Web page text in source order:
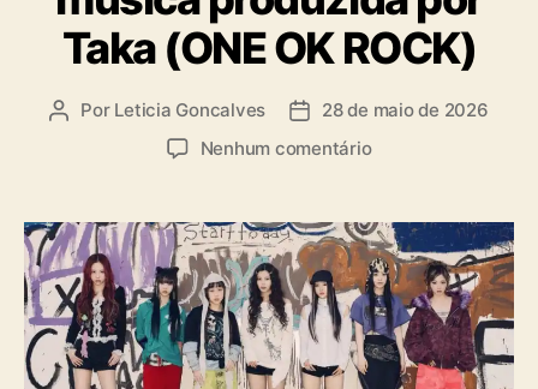
i
a
Taka (ONE OK ROCK)
A
r
d
o
p
o
s
t
Por Leticia Goncalves
D
d
e
p
u
b
i
28 de maio de 2026
Nenhum comentárioe
/
/
P
E
P
r